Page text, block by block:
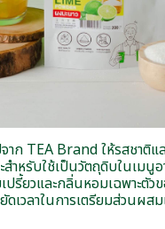
าก TEA Brand ให้รสชาติ
สำหรับใช้เป็นวัตถุดิบในเมนู
ปรี้ยวและกลิ่นหอมเฉพาะตัว
ดเวลาในการเตรียมส่วนผส